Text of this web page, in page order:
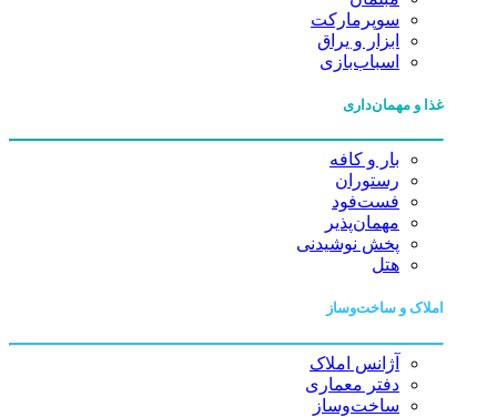
سوپرمارکت
ابزار و یراق
اسباب‌بازی
غذا و مهمان‌داری
بار و کافه
رستوران
فست‌فود
مهمان‌پذیر
پخش نوشیدنی
هتل
املاک و ساخت‌وساز
آژانس املاک
دفتر معماری
ساخت‌وساز